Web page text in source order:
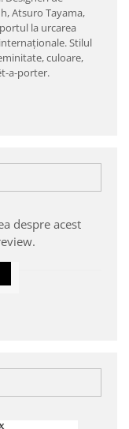
Atsuro Tayama,
la urcarea
Stilul
culoare,
a-porter.
despre acest